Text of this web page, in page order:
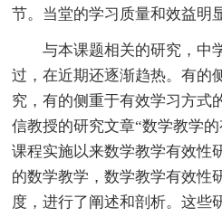
节。当堂的学习质量和效益明
与本课题相关的研究，中
过，在近期还逐渐趋热。有的
究，有的侧重于有效学习方式
信教授的研究文章“数学教学
课程实施以来数学教学有效性
的数学教学，数学教学有效性
度，进行了阐述和剖析。这些